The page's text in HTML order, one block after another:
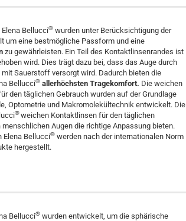
Bellucci® wurden unter Berücksichtigung der
um eine bestmögliche Passform und eine
zu gewährleisten. Ein Teil des Kontaktlinsenrandes ist
wird. Dies trägt dazu bei, dass das Auge durch
Sauerstoff versorgt wird. Dadurch bieten die
Bellucci® allerhöchsten Tragekomfort. Die weichen
den täglichen Gebrauch wurden auf der Grundlage
Optometrie und Makromolekültechnik entwickelt. Die
®weichen Kontaktlinsen für den täglichen
Augen die richtige Anpassung bieten.
Elena Bellucci® werden nach der internationalen Norm
hergestellt.
Bellucci® wurden entwickelt, um die sphärische